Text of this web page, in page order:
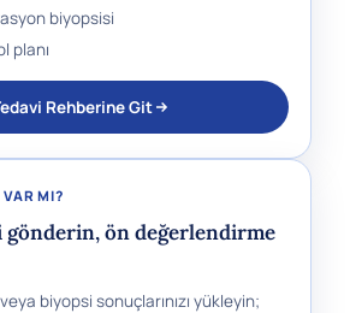
biyopsisi
planı
Rehberine Git
MI?
ön değerlendirme
biyopsi sonuçlarınızı yükleyin;